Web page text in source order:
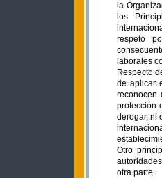
la
los
respeto
laborales
Respecto
de aplicar
reconocen
protección
derogar, ni
Otro
otra parte.